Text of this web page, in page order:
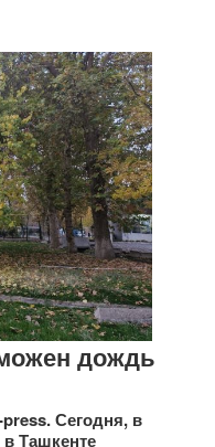
дождь
Сегодня, в
в Ташкенте